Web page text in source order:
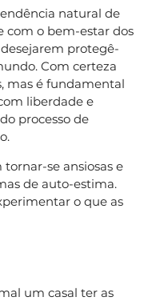
natural de
com o bem-estar dos
protegê-
Com certeza
mas é fundamental
liberdade e
processo de
tornar-se ansiosas e
de auto-estima.
o que as
um casal ter as